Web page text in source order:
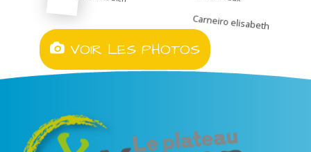
Carneiro elisabeth
VOIR LES PHOTOS